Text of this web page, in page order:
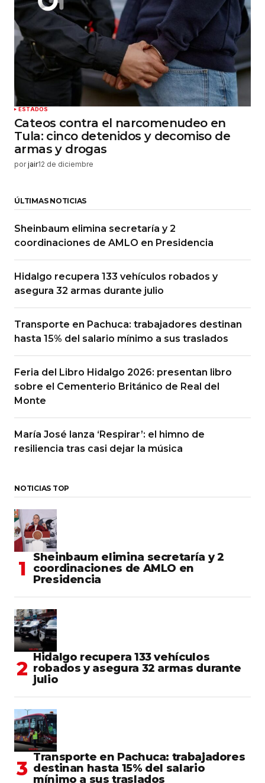
ESTADOS
Cateos contra el narcomenudeo en
Tula: cinco detenidos y decomiso de
armas y drogas
por jair12 de diciembre
ÚLTIMAS NOTICIAS
Sheinbaum elimina secretaría y 2
coordinaciones de AMLO en Presidencia
Hidalgo recupera 133 vehículos robados y
asegura 32 armas durante julio
Transporte en Pachuca: trabajadores destinan
hasta 15% del salario mínimo a sus traslados
Feria del Libro Hidalgo 2026: presentan libro
sobre el Cementerio Británico de Real del
Monte
María José lanza ‘Respirar’: el himno de
resiliencia tras casi dejar la música
NOTICIAS TOP
Sheinbaum elimina secretaría y 2
coordinaciones de AMLO en
Presidencia
Hidalgo recupera 133 vehículos
robados y asegura 32 armas durante
julio
Transporte en Pachuca: trabajadores
destinan hasta 15% del salario
mínimo a sus traslados